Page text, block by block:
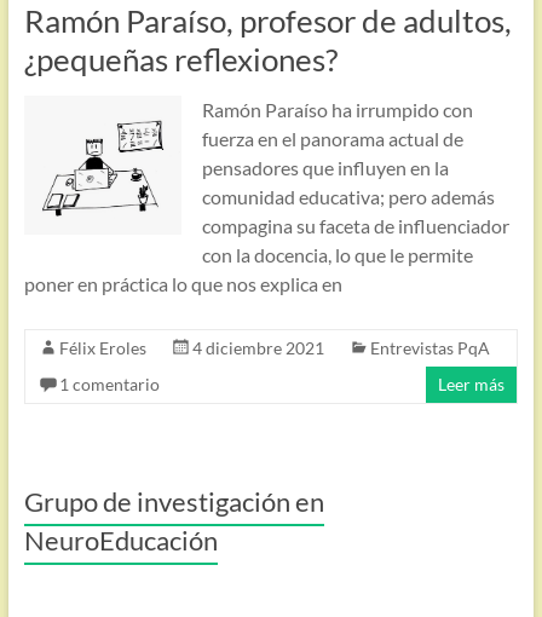
Ramón Paraíso, profesor de adultos,
¿pequeñas reflexiones?
Ramón Paraíso ha irrumpido con
fuerza en el panorama actual de
pensadores que influyen en la
comunidad educativa; pero además
compagina su faceta de influenciador
con la docencia, lo que le permite
poner en práctica lo que nos explica en
Félix Eroles 4 diciembre 2021
Entrevistas PqA
1 comentario
Leer más
Grupo de investigación en
NeuroEducación